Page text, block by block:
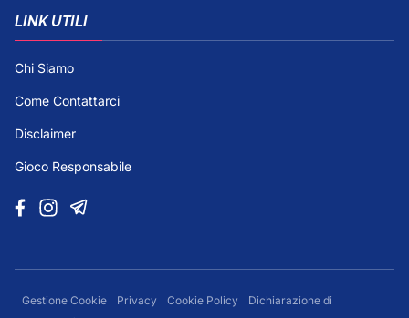
LINK UTILI
Chi Siamo
Come Contattarci
Disclaimer
Gioco Responsabile
Gestione Cookie Privacy Cookie Policy
Dichiarazione di